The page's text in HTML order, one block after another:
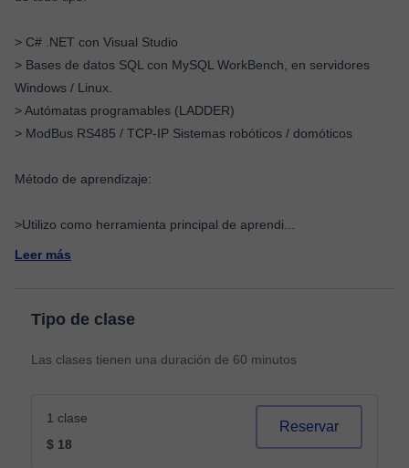
> C# .NET con Visual Studio
> Bases de datos SQL con MySQL WorkBench, en servidores
Windows / Linux.
> Autómatas programables (LADDER)
> ModBus RS485 / TCP-IP Sistemas robóticos / domóticos
Método de aprendizaje:
>Utilizo como herramienta principal de aprendi
Leer más
Tipo de clase
Las clases tienen una duración de 60 minutos
1 clase
$ 18
Reservar